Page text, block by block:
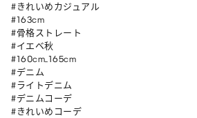
#きれいめカジュアル
#163cm
#骨格ストレート
#イエベ秋
#160cm_165cm
#デニム
#ライトデニム
#デニムコーデ
#きれいめコーデ